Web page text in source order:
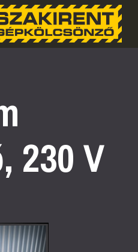
230 V